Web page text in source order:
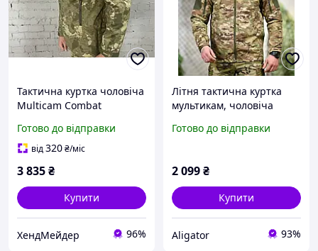
Тактична куртка чоловіча
Multicam Combat
розмір L, вітро- та
водостійка
Готово до відправки
від320₴/міс
3 835₴
Купити
ХендМейдер 96%
Літня тактична куртка
мультикам, чоловіча
стоп камуфляж із
Готово до відправки
2 099₴
Купити
Aligator 93%